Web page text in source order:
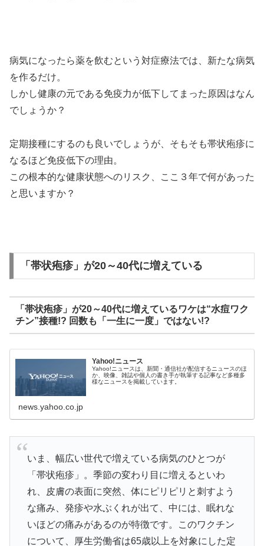
病気になったら薬を飲むという対症療法では、新たな病気
を作るだけ。
しかし健康の元である免疫力が低下してまった原因はなん
でしょうか？
定期接種にするのも良いでしょうが、そもそも帯状疱疹に
なるほど免疫低下の理由。
この根本的な健康状態へのリスク、ここ３年で何があった
と思いますか？
「帯状疱疹」が20～40代に増えている
「帯状疱疹」が20～40代に増えているワケは“水痘ワク
チン”接種!? 回数も「一生に一度」ではない!?
Yahoo!ニュース
Yahoo!ニュースは、新聞・通信社が配信するニュースのほ
か、映像、雑誌や個人の書き手が執筆する記事など多種多
様なニュースを掲載しています。
news.yahoo.co.jp
いま、幅広い世代で増えている病気のひとつが
「帯状疱疹」。季節の変わり目に増えるといわ
れ、皮膚の表面に突然、体にピリピリと刺すよう
な痛み、発疹や水ぶくれが出て、中には、眠れな
いほどの痛みがあるのが特徴です。このワクチン
について、厚生労働省は65歳以上を対象にした定